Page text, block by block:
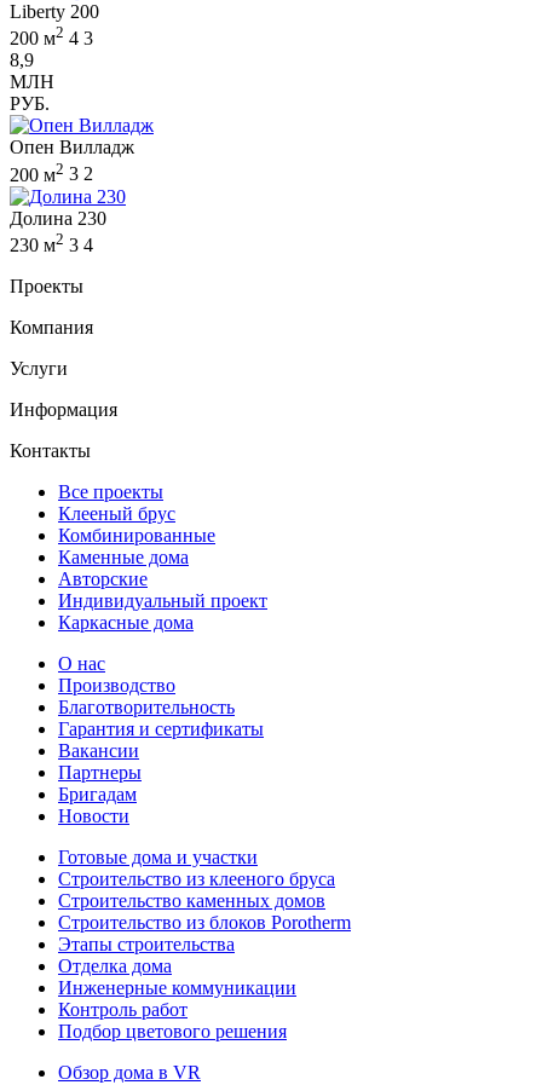
Liberty 200
200 м2 4 3
8,9
МЛН
РУБ.
Опен Вилладж
200 м2 3 2
Долина 230
230 м2 3 4
Проекты
Компания
Услуги
Информация
Контакты
Все проекты
Клееный брус
Комбинированные
Каменные дома
Авторские
Индивидуальный проект
Каркасные дома
О нас
Производство
Благотворительность
Гарантия и сертификаты
Вакансии
Партнеры
Бригадам
Новости
Готовые дома и участки
Строительство из клееного бруса
Строительство каменных домов
Строительство из блоков Porotherm
Этапы строительства
Отделка дома
Инженерные коммуникации
Контроль работ
Подбор цветового решения
Обзор дома в VR